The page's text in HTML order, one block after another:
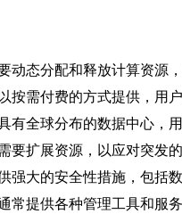
动态分配和释放计算资源
按需付费的方式提供，用
有全球分布的数据中心，
要扩展资源，以应对突发的
强大的安全性措施，包括
常提供各种管理工具和服